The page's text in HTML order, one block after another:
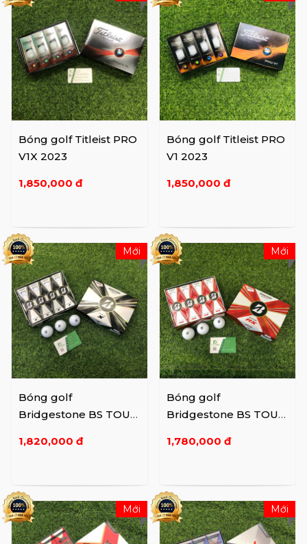
Bóng golf Titleist PRO
V1X 2023
1,850,000 đ
Bóng golf Titleist PRO
V1 2023
1,850,000 đ
Bóng golf
Bridgestone BS TOUR
1,820,000 đ
Mới
Bóng golf
Bridgestone BS TOUR
1,780,000 đ
Mới
Mới Mới